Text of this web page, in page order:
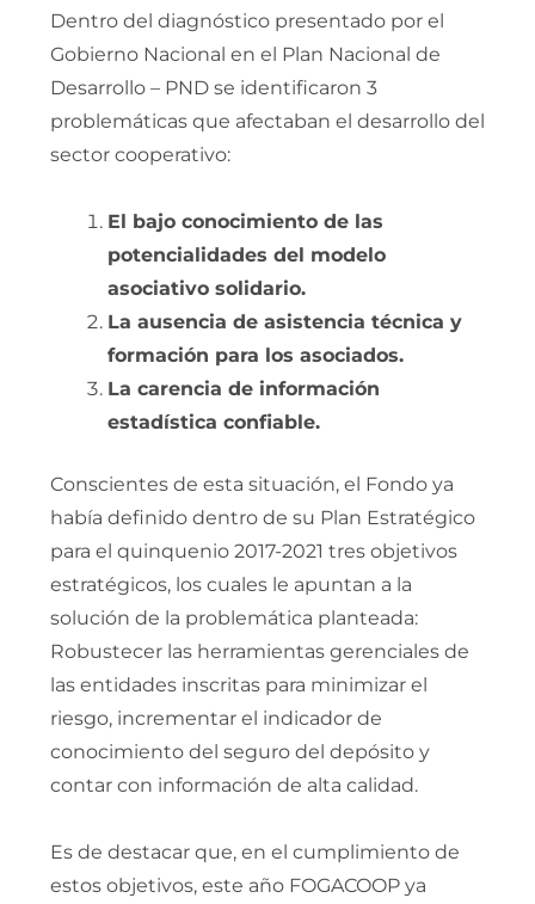
Dentro del diagnóstico presentado por el
Gobierno Nacional en el Plan Nacional de
Desarrollo – PND se identificaron 3
problemáticas que afectaban el desarrollo del
sector cooperativo:
El bajo conocimiento de las
potencialidades del modelo
asociativo solidario.
La ausencia de asistencia técnica y
formación para los asociados.
La carencia de información
estadística confiable.
Conscientes de esta situación, el Fondo ya
había definido dentro de su Plan Estratégico
para el quinquenio 2017-2021 tres objetivos
estratégicos, los cuales le apuntan a la
solución de la problemática planteada:
Robustecer las herramientas gerenciales de
las entidades inscritas para minimizar el
riesgo, incrementar el indicador de
conocimiento del seguro del depósito y
contar con información de alta calidad.
Es de destacar que, en el cumplimiento de
estos objetivos, este año FOGACOOP ya